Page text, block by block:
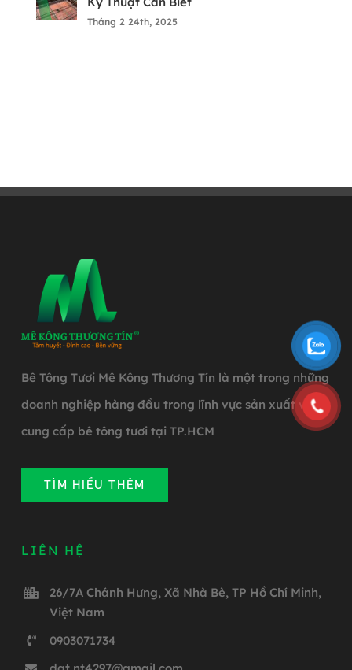
Tháng 2 24th, 2025
Bê Tông Tươi Mê Kông Thương Tín là một trong những
doanh nghiệp hàng đầu trong lĩnh vực sản xuất và
cung cấp bê tông tươi tại TP.HCM
TÌM HIỂU THÊM
LIÊN HỆ
26/7A Chánh Hưng, Xã Nhà Bè, TP Hồ Chí Minh,
Việt Nam
0903071734